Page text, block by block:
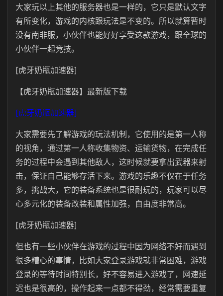
大家玩以上其他的服务器也是一样的，它只是默认文字
有所变化，游戏的内核跟玩法是不变的。所以就算暂时
没有南非服，小伙伴也能好好享受这款游戏，跟全球的
小伙伴一起竞技。
[虎牙奶瓶加速器]
【虎牙奶瓶加速器】最新版下载
[虎牙奶瓶加速器]
大家需要先了解游戏的玩法机制，它使用的是第一人称
的视角，通过第一人称收集物资、运输货物，在完成任
务的过程中会遇到其他敌人，这时候就要拿出武器来射
击，保证自己能够存活下来。游戏的乐趣不仅在于任务
多，挑战大，它的装备系统也是很耐玩的，玩家可以尽
心多元化的装备改装和属性加强，自由度非常高。
[虎牙奶瓶加速器]
但也有一些小伙伴在游戏的过程中因为网络不好而遇到
很多糟心的事情，比如大家登录游戏就非常困难，游戏
登录的等待时间特别长，好不容易进入游戏了，网速延
迟也是很高的，操作起来一点都不得劲，经常需要重复